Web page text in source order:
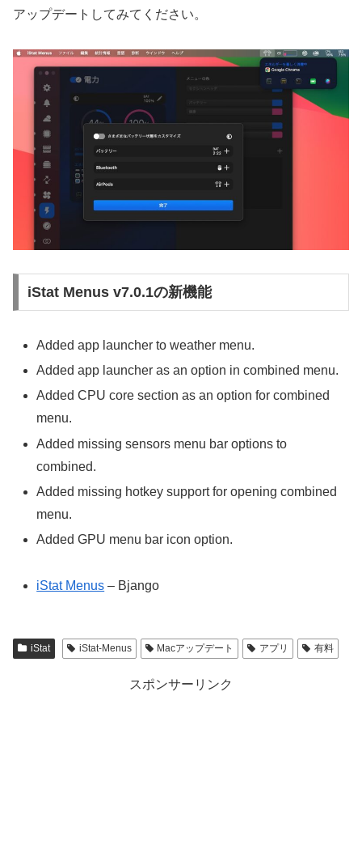
アップデートしてみてください。
iStat Menus v7.0.1の新機能
Added app launcher to weather menu.
Added app launcher as an option in combined menu.
Added CPU core section as an option for combined
menu.
Added missing sensors menu bar options to
combined.
Added missing hotkey support for opening combined
menu.
Added GPU menu bar icon option.
iStat Menus – Bjango
iStat iStat-Menus Macアップデート アプリ 有料
スポンサーリンク